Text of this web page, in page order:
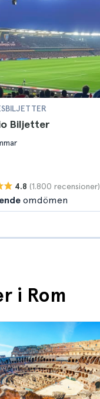
Biljetter
4.8 (1.800 recensioner)
omdömen
i Rom